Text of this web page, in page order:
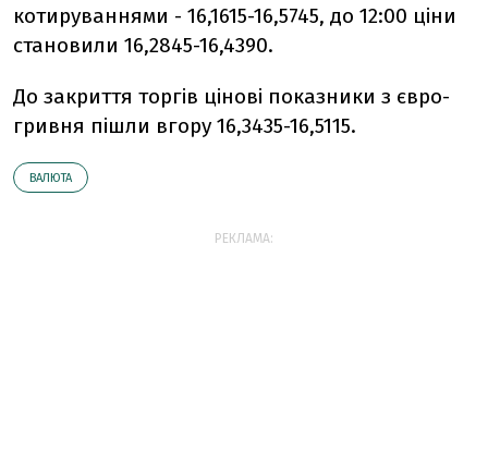
котируваннями - 16,1615-16,5745, до 12:00 ціни
становили 16,2845-16,4390.
До закриття торгів цінові показники з євро-
гривня пішли вгору 16,3435-16,5115.
ВАЛЮТА
РЕКЛАМА: